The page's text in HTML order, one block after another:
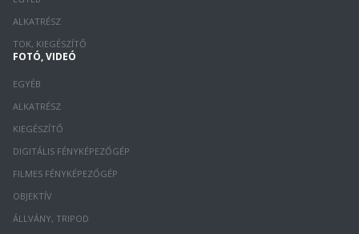
ALKATRÉSZ
TOK, KIEGÉSZÍTŐ
FOTÓ, VIDEÓ
EGYÉB
ALKATRÉSZ
KIEGÉSZÍTŐ
DIGITÁLIS FÉNYKÉPEZŐGÉP
FILMES FÉNYKÉPEZŐGÉP
OBJEKTÍV
ÁLLVÁNY, TRIPOD